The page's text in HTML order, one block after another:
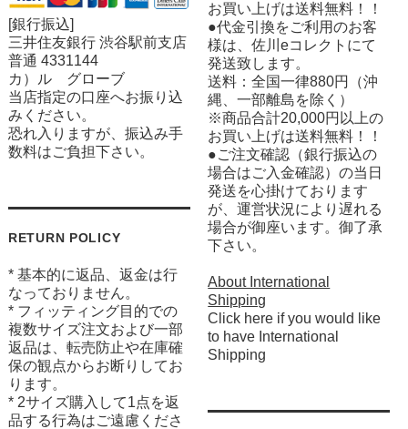
[銀行振込]
三井住友銀行 渋谷駅前支店
普通 4331144
カ）ル グローブ
当店指定の口座へお振り込
みください。
恐れ入りますが、振込み手
数料はご負担下さい。
RETURN POLICY
* 基本的に返品、返金は行
なっておりません。
* フィッティング目的での
複数サイズ注文および一部
返品は、転売防止や在庫確
保の観点からお断りしてお
ります。
* 2サイズ購入して1点を返
品する行為はご遠慮くださ
お買い上げは送料無料！！
●代金引換をご利用のお客
様は、佐川eコレクトにて
発送致します。
送料：全国一律880円（沖
縄、一部離島を除く）
※商品合計20,000円以上の
お買い上げは送料無料！！
●ご注文確認（銀行振込の
場合はご入金確認）の当日
発送を心掛けております
が、運営状況により遅れる
場合が御座います。御了承
下さい。
About International
Shipping
Click here if you would like
to have International
Shipping